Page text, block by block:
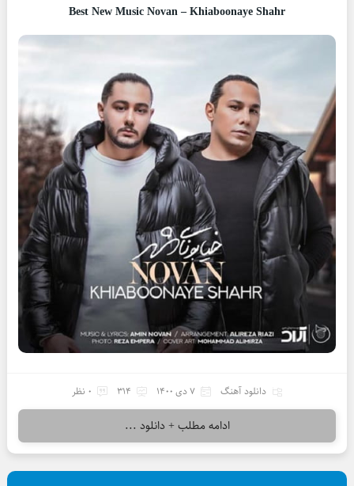
Best New Music Novan – Khiaboonaye Shahr
دانلود آهنگ 7 دی 1400 314 0 نظر
ادامه مطلب + دانلود ...